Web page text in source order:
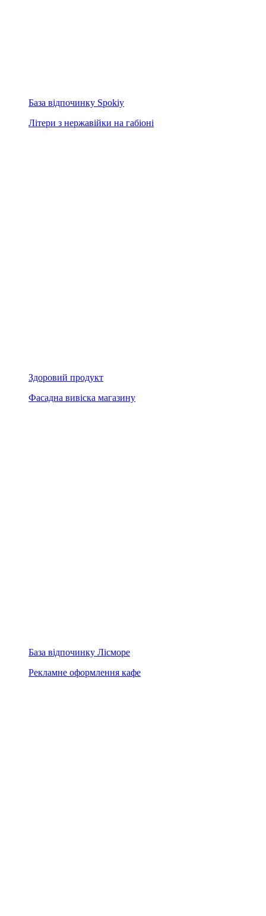
База відпочинку Spokiy
Літери з нержавійки на габіоні
Здоровий продукт
Фасадна вивіска магазину
База відпочинку Лісморе
Рекламне оформлення кафе